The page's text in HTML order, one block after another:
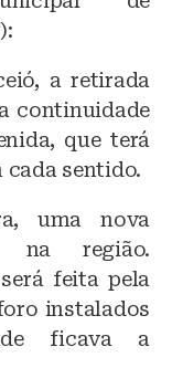
a retirada
continuidade
que terá
cada sentido.
uma nova
na região.
feita pela
instalados
ficava a